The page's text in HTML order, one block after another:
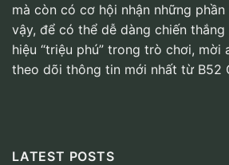
mà còn có cơ hội nhận những
vậy, để có thể dễ dàng chiến
hiệu “triệu phú” trong trò chơi, mời
theo dõi thông tin mới nhất từ B52
LATEST POSTS